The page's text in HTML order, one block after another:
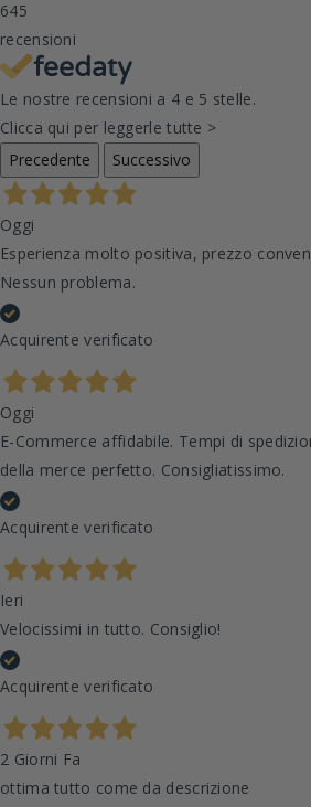
645
recensioni
Le nostre recensioni a 4 e 5 stelle.
Clicca qui per leggerle tutte >
Precedente
Successivo
Oggi
Esperienza molto positiva, prezzo
Nessun problema.
Acquirente verificato
Oggi
E-Commerce affidabile. Tempi di
della merce perfetto. Consigliatissimo.
Acquirente verificato
Ieri
Velocissimi in tutto. Consiglio!
Acquirente verificato
2 Giorni Fa
ottima tutto come da descrizione